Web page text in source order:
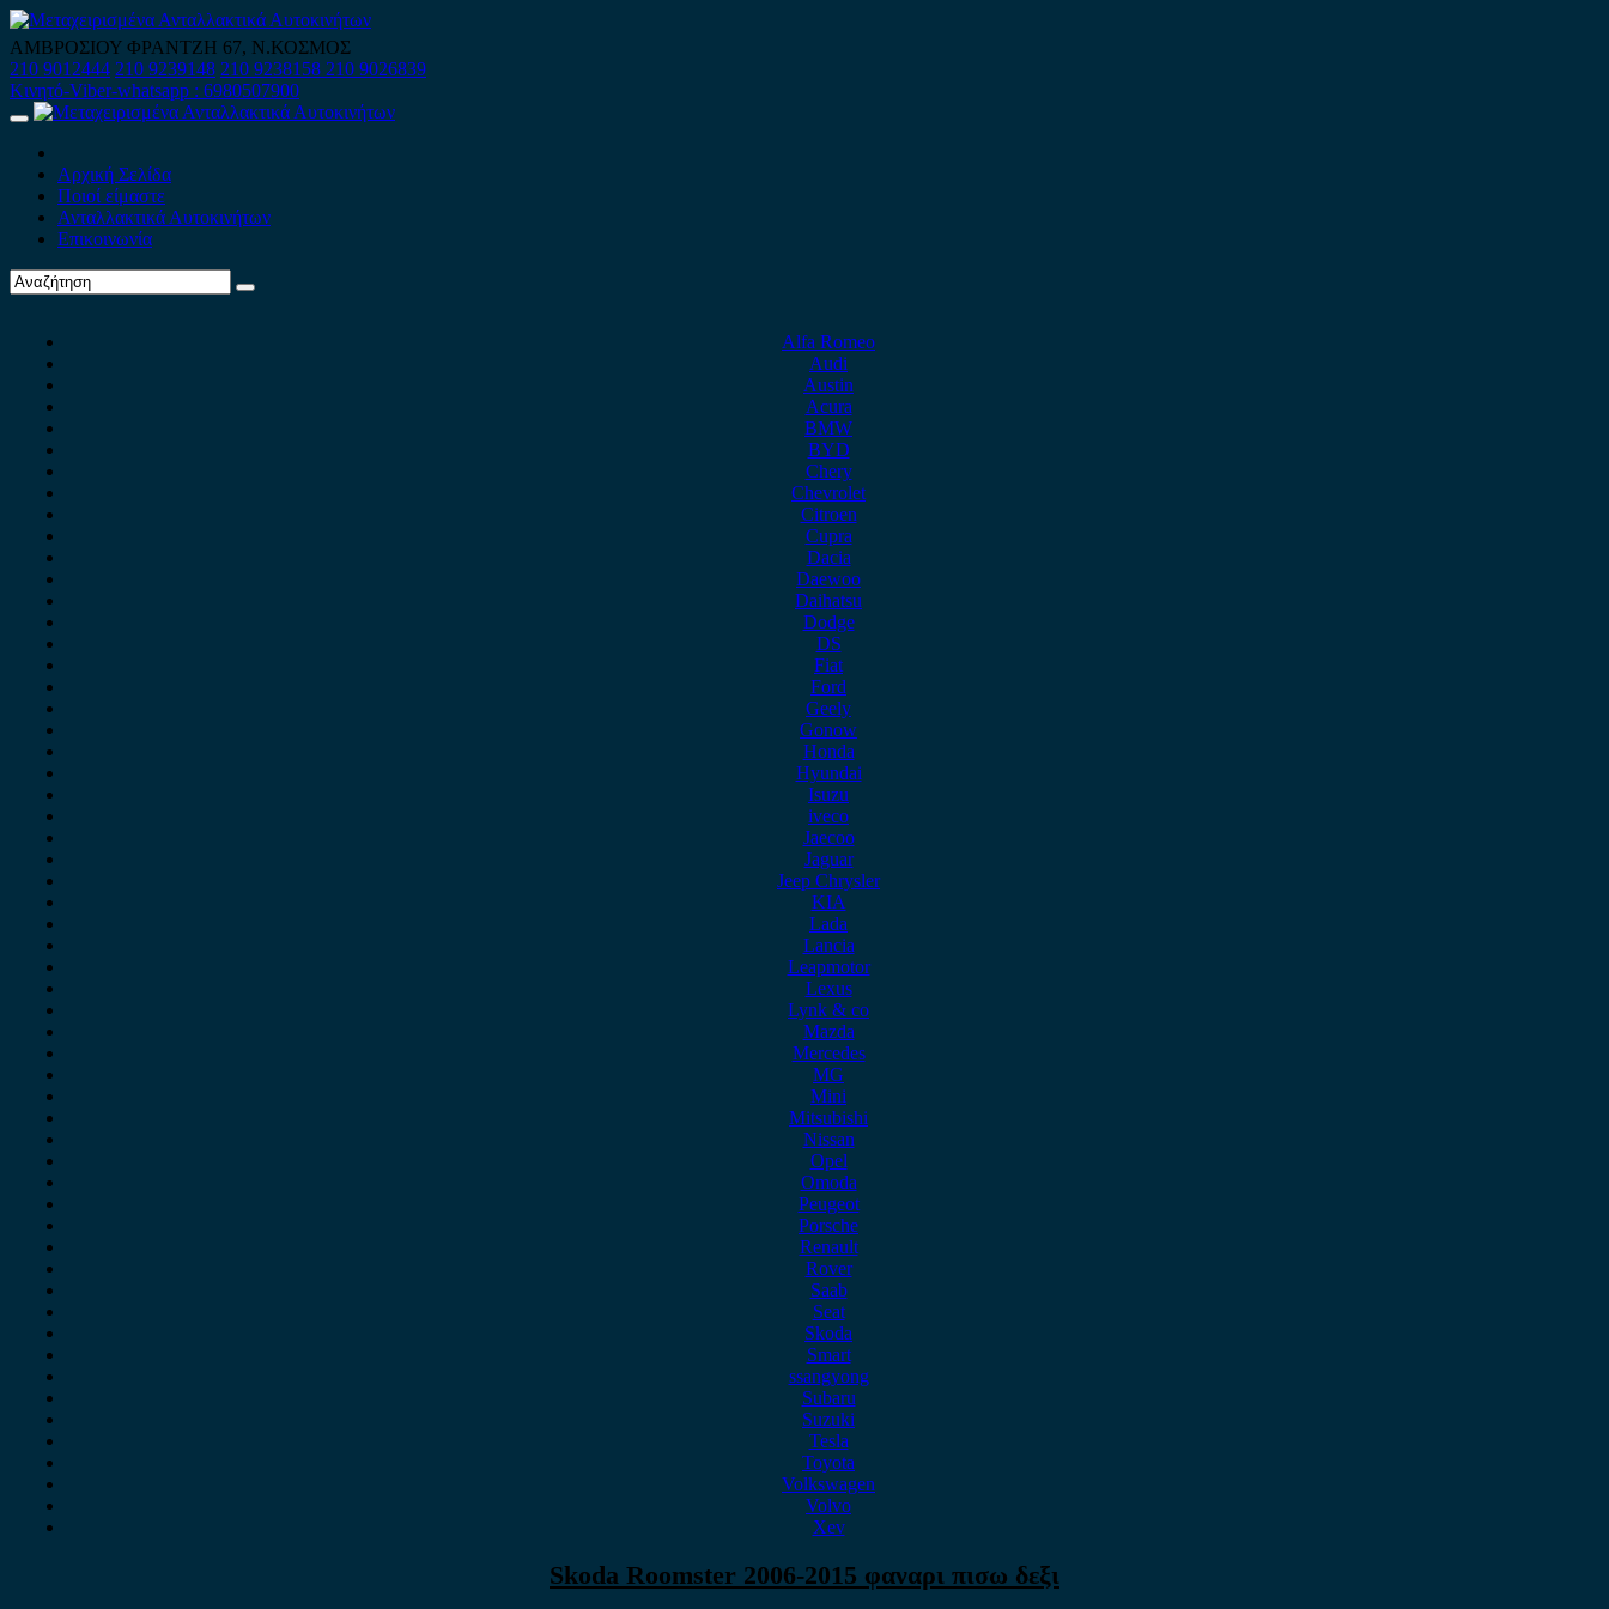
Skip
to
content
ΑΜΒΡΟΣΙΟΥ ΦΡΑΝΤΖΗ 67, Ν.ΚΟΣΜΟΣ
210 9012444 210 9239148 210 9238158 210 9026839
Κινητό-Viber-whatsapp : 6980507900
Primary
Αρχική Σελίδα
Ποιοί είμαστε
Ανταλλακτικά Αυτοκινήτων
Επικοινωνία
Alfa Romeo
Audi
Austin
Acura
BMW
BYD
Chery
Chevrolet
Citroen
Cupra
Dacia
Daewoo
Daihatsu
Dodge
DS
Fiat
Ford
Geely
Gonow
Honda
Hyundai
Isuzu
iveco
Jaecoo
Jaguar
Jeep Chrysler
KIA
Lada
Lancia
Leapmotor
Lexus
Lynk & co
Mazda
Mercedes
MG
Mini
Mitsubishi
Nissan
Opel
Omoda
Peugeot
Porsche
Renault
Rover
Saab
Seat
Skoda
Smart
ssangyong
Subaru
Suzuki
Tesla
Toyota
Volkswagen
Volvo
Xev
Skoda Roomster 2006-2015 φαναρι πισω δεξι